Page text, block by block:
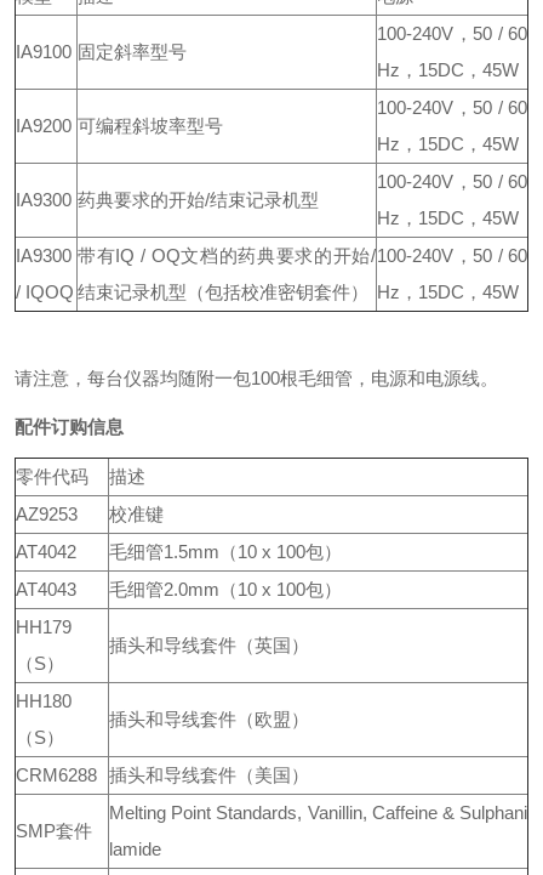
IA9100 固定斜率型号
100-240V，50 / 60
Hz，15DC，45W
IA9200 可编程斜坡率型号
100-240V，50 / 60
Hz，15DC，45W
IA9300 药典要求的开始/结束记录机型
100-240V，50 / 60
Hz，15DC，45W
IA9300
/ IQOQ
带有IQ / OQ文档的药典要求的开始/
结束记录机型（包括校准密钥套件）
100-240V，50 / 60
Hz，15DC，45W
请注意，每台仪器均随附一包100根毛细管，电源和电源线。
配件订购信息
零件代码
描述
AZ9253
校准键
AT4042
毛细管1.5mm（10 x 100包）
AT4043
毛细管2.0mm（10 x 100包）
HH179
（S）
插头和导线套件（英国）
HH180
（S）
插头和导线套件（欧盟）
CRM6288 插头和导线套件（美国）
SMP套件
Melting Point Standards, Vanillin, Caffeine & Sulphani
lamide